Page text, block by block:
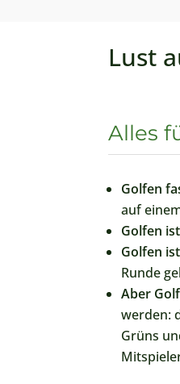
Lust
Alles
Golfen
auf
Golfen
Golfen
Runde
Aber
werden:
Grüns